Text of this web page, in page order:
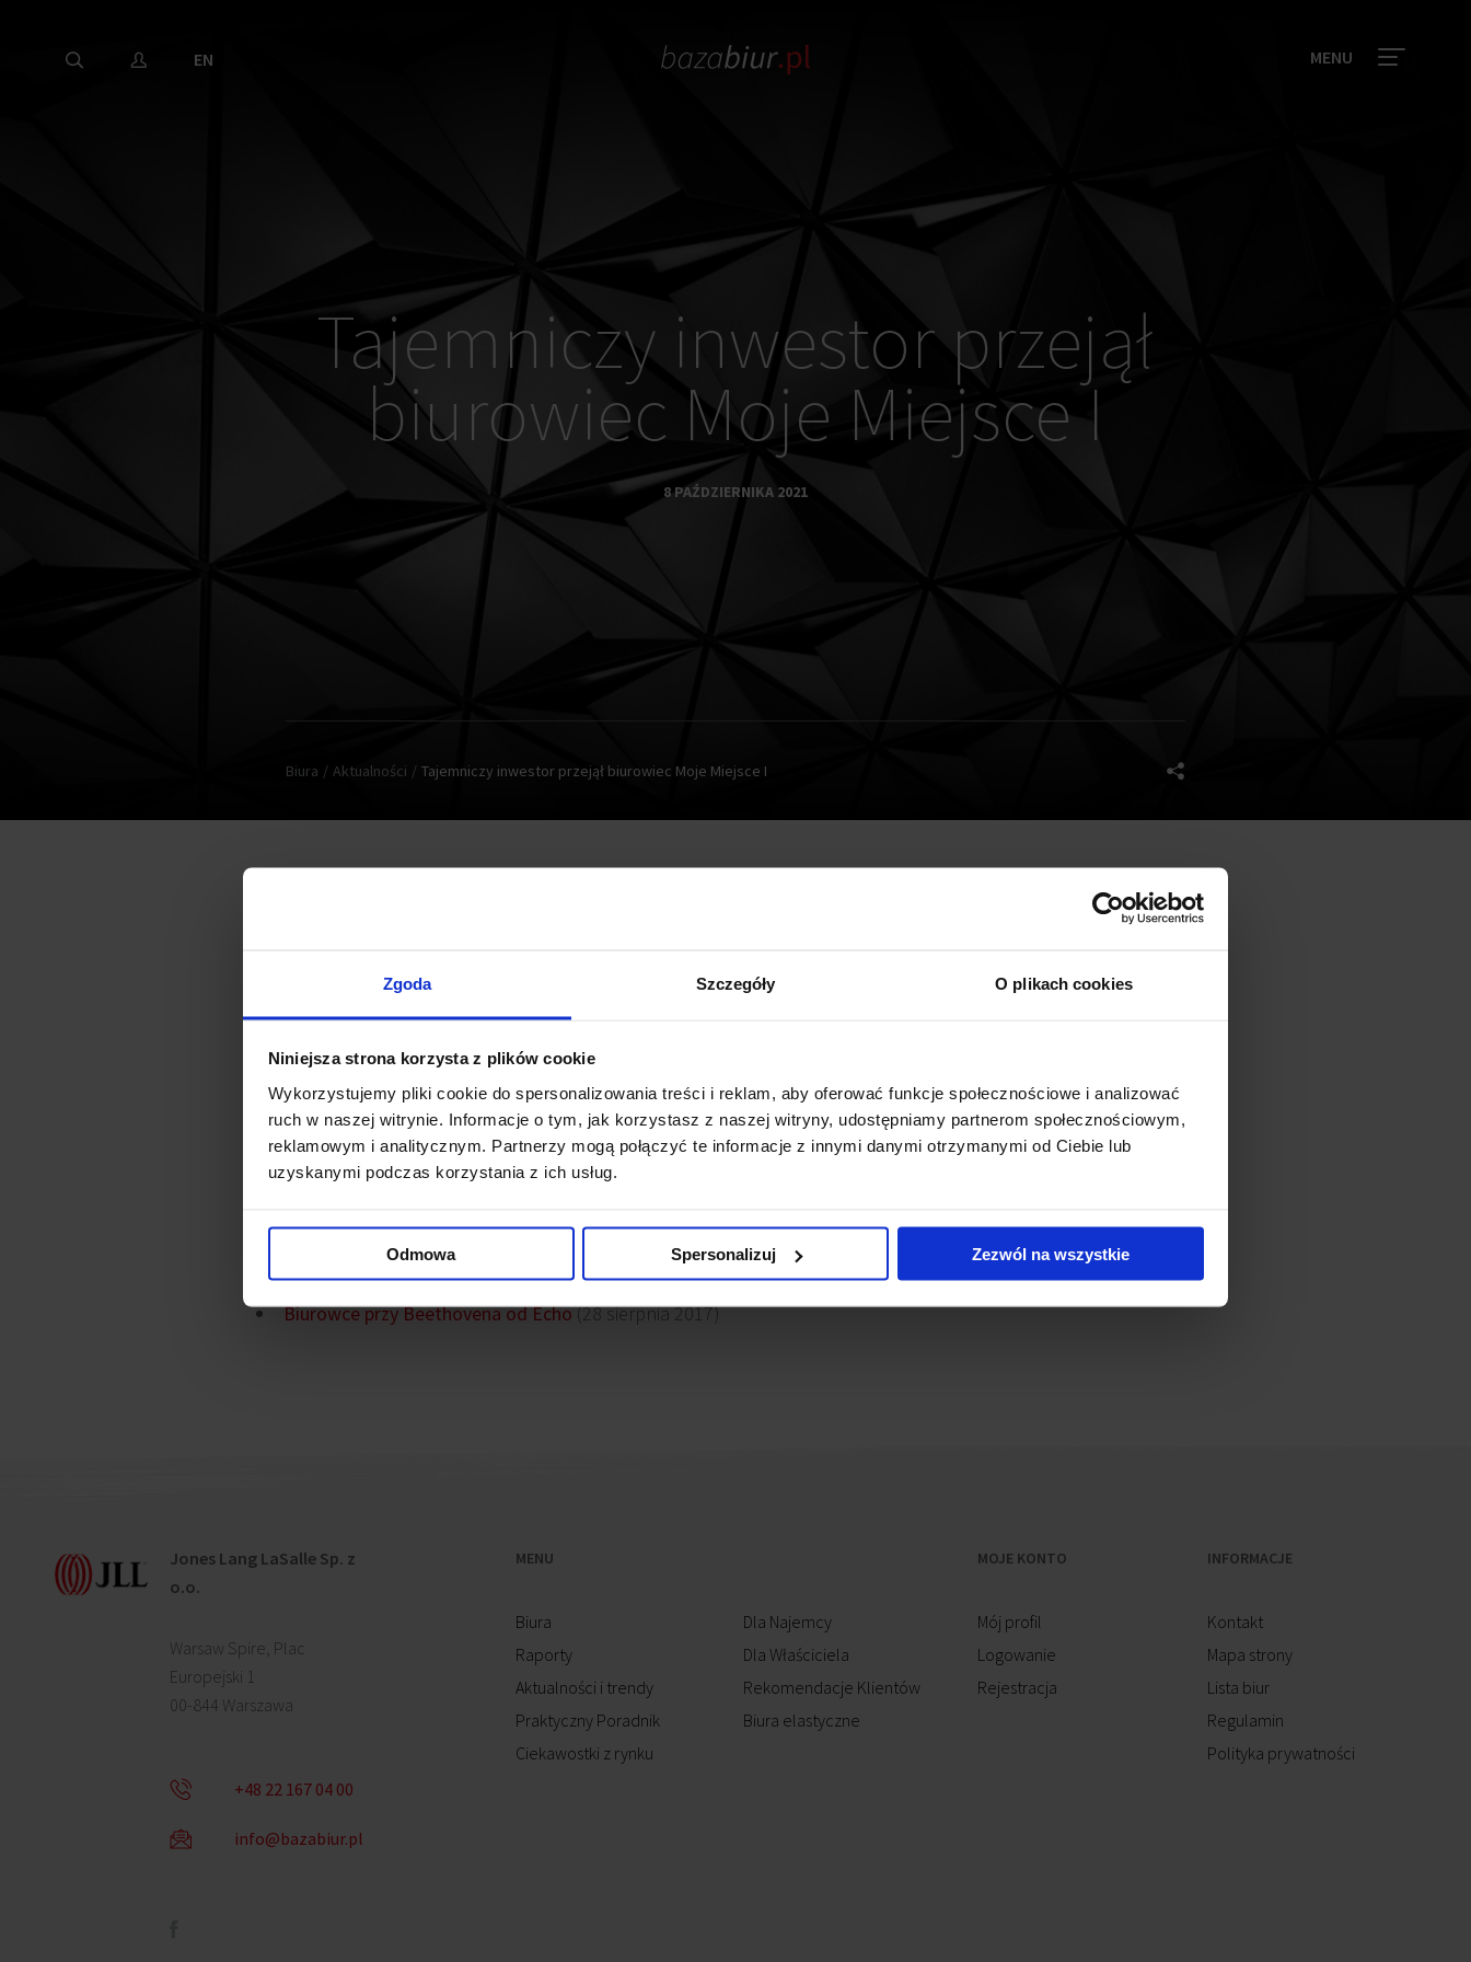
Zgoda Szczegóły O plikach cookies
Niniejsza strona korzysta z plików cookie
Wykorzystujemy pliki cookie do spersonalizowania treści i reklam, aby oferować funkcje społecznościowe i analizować
ruch w naszej witrynie. Informacje o tym, jak korzystasz z naszej witryny, udostępniamy partnerom społecznościowym,
reklamowym i analitycznym. Partnerzy mogą połączyć te informacje z innymi danymi otrzymanymi od Ciebie lub
uzyskanymi podczas korzystania z ich usług.
Odmowa Spersonalizuj Zezwól na wszystkie
EN MENU
Tajemniczy inwestor przejął
biurowiec Moje Miejsce I
8 PAŹDZIERNIKA 2021
Biura Aktualności Tajemniczy inwestor przejął biurowiec Moje Miejsce I
Biurowiec Moje Miejsce I wchodzący w skład kompleksu Moje Miejsce został sprzedany. Dane nowego właściciela nie
dużym zainteresowaniem, na co wskazuję jego prawie całkowite wynajęcie. Dodatkowo, w Moje Miejsce I zastosowane
zostały energooszczędne i przyjazne środowisku rozwiązania, za które przyznano certyfikat BREEAM.
Powiązane newsy
Wiecha na Moje Miejsce II
Pierwsza wiecha kompleksu Moje Miejsce(2 lipca 2018)
Biurowce przy Beethovena od Echo(28 sierpnia 2017)
Jones Lang LaSalle Sp. z
o.o.
Warsaw Spire, Plac
Europejski 1
00-844 Warszawa
+48 22 167 04 00
info@bazabiur.pl
MENU
Biura
Raporty
Aktualności i trendy
Praktyczny Poradnik
Ciekawostki z rynku
Dla Najemcy
Dla Właściciela
Rekomendacje Klientów
Biura elastyczne
MOJE KONTO
Mój profil
Logowanie
Rejestracja
INFORMACJE
Kontakt
Mapa strony
Lista biur
Regulamin
Polityka prywatności